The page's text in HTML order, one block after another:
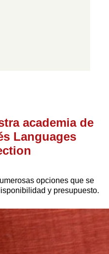
academia de
Languages
opciones que se
y presupuesto.